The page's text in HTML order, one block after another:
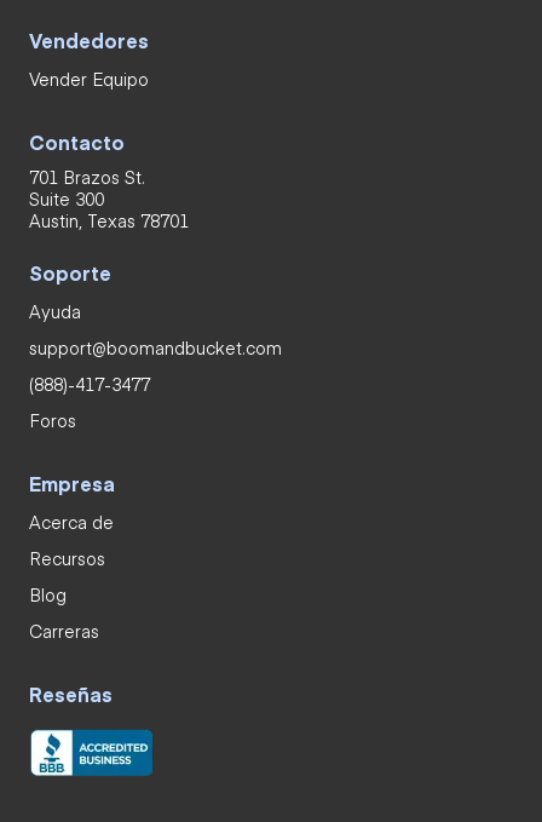
Vendedores
Vender Equipo
Contacto
701 Brazos St.
Suite 300
Austin, Texas 78701
Soporte
Ayuda
support@boomandbucket.com
(888)-417-3477
Foros
Empresa
Acerca de
Recursos
Blog
Carreras
Reseñas